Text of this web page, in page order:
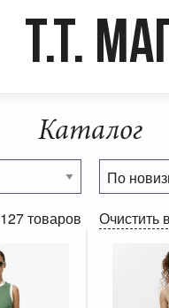
T.T.
Каталог
127 товаров Очистить